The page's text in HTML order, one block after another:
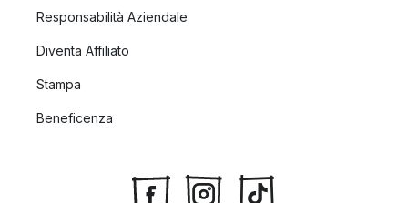
Responsabilità Aziendale
Diventa Affiliato
Stampa
Beneficenza